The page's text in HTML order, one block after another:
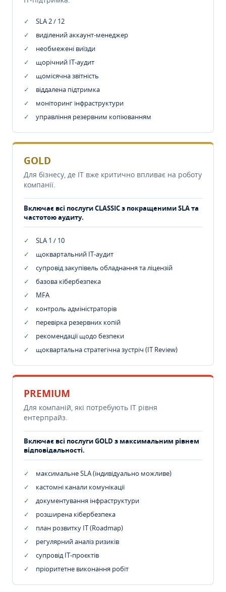
SLA 2 / 12
виділений аккаунт-менеджер
необмежені виїзди
щорічний IT-аудит
щомісячна звітність
віддалена підтримка
моніторинг інфраструктури
управління резервним копіюванням
GOLD
Для бізнесу, де IT вже критично впливає на роботу
компанії.
Включає всі послуги CLASSIC з покращеними SLA та
частотою аудиту.
SLA 1 / 10
щоквартальний IT-аудит
супровід закупівель обладнання та ліцензій
базова кібербезпека
MFA
контроль адміністраторів
перевірка резервних копій
рекомендації щодо безпеки
щоквартальна стратегічна зустріч (IT Review)
PREMIUM
Для компаній, які потребують ІТ рівня
ентерпрайз.
Включає всі послуги GOLD з максимальним рівнем
відповідальності.
максимальне SLA (індивідуально можливе)
кастомні канали комунікації
документування інфраструктури
розширена кібербезпека
план розвитку IT (Roadmap)
регулярний аналіз ризиків
супровід ІТ-проєктів
пріоритетне виконання робіт